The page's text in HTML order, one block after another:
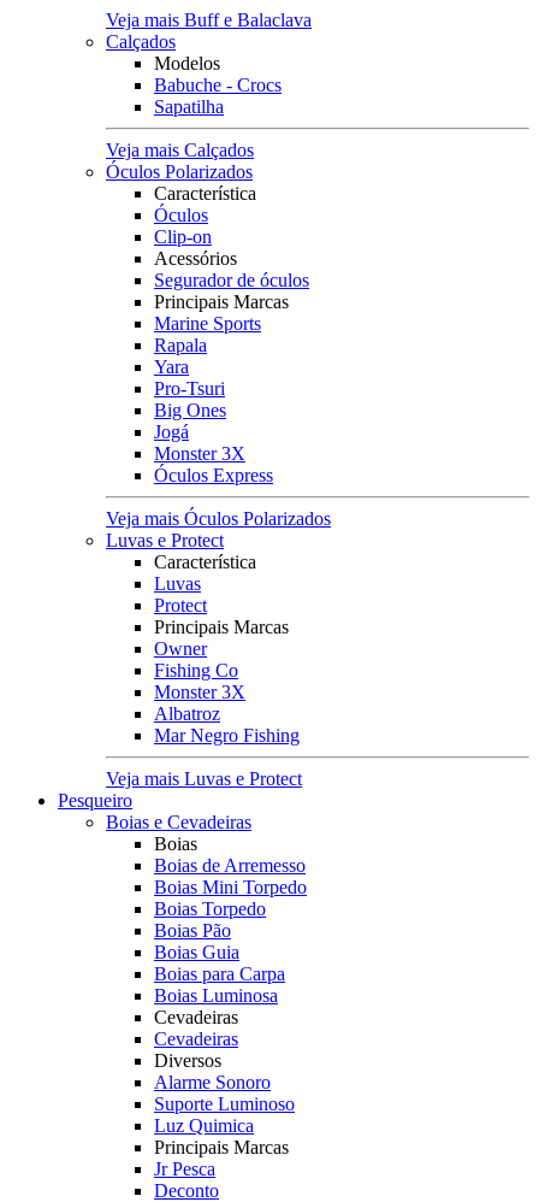
Veja mais Buff e Balaclava
Calçados
Modelos
Babuche - Crocs
Sapatilha
Veja mais Calçados
Óculos Polarizados
Característica
Óculos
Clip-on
Acessórios
Segurador de óculos
Principais Marcas
Marine Sports
Rapala
Yara
Pro-Tsuri
Big Ones
Jogá
Monster 3X
Óculos Express
Veja mais Óculos Polarizados
Luvas e Protect
Característica
Luvas
Protect
Principais Marcas
Owner
Fishing Co
Monster 3X
Albatroz
Mar Negro Fishing
Veja mais Luvas e Protect
Pesqueiro
Boias e Cevadeiras
Boias
Boias de Arremesso
Boias Mini Torpedo
Boias Torpedo
Boias Pão
Boias Guia
Boias para Carpa
Boias Luminosa
Cevadeiras
Cevadeiras
Diversos
Alarme Sonoro
Suporte Luminoso
Luz Quimica
Principais Marcas
Jr Pesca
Deconto